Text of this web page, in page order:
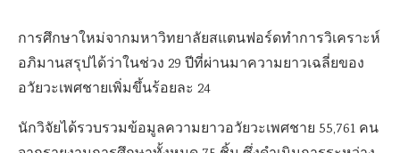
การศึกษาใหม่จากมหาวิทยาลัยสแตนฟอร์ดทำการวิเคราะห์
อภิมานสรุปได้ว่าในช่วง 29 ปีที่ผ่านมาความยาวเฉลี่ยของ
อวัยวะเพศชายเพิ่มขึ้นร้อยละ 24
นักวิจัยได้รวบรวมข้อมูลความยาวอวัยวะเพศชาย 55,761 คน